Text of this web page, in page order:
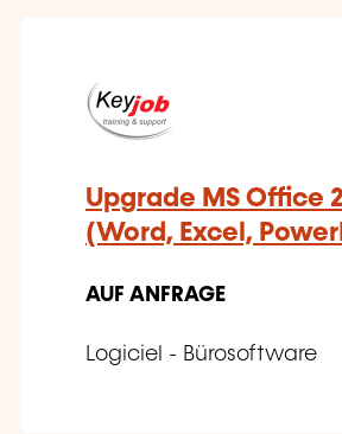
Upgrade MS Office
(Word, Excel,
AUF ANFRAGE
Logiciel - Bürosoftware